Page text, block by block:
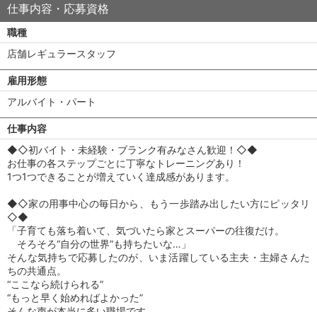
仕事内容・応募資格
職種
店舗レギュラースタッフ
雇用形態
アルバイト・パート
仕事内容
◆◇初バイト・未経験・ブランク有みなさん歓迎！◇◆
お仕事の各ステップごとに丁寧なトレーニングあり！
1つ1つできることが増えていく達成感があります。
◆◇家の用事中心の毎日から、もう一歩踏み出したい方にピッタリ
◇◆
「子育ても落ち着いて、気づいたら家とスーパーの往復だけ。
そろそろ“自分の世界”も持ちたいな…」
そんな気持ちで応募したのが、いま活躍している主夫・主婦さんた
ちの共通点。
“ここなら続けられる”
“もっと早く始めればよかった”